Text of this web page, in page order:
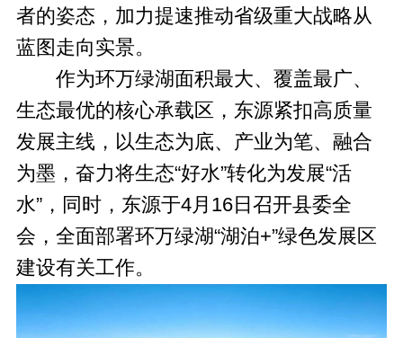
者的姿态，加力提速推动省级重大战略从
蓝图走向实景。
作为环万绿湖面积最大、覆盖最广、
生态最优的核心承载区，东源紧扣高质量
发展主线，以生态为底、产业为笔、融合
为墨，奋力将生态“好水”转化为发展“活
水”，同时，东源于4月16日召开县委全
会，全面部署环万绿湖“湖泊+”绿色发展区
建设有关工作。